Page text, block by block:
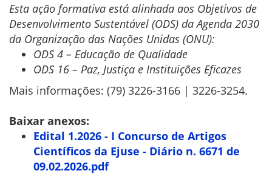
Esta ação formativa está alinhada aos Objetivos de
Desenvolvimento Sustentável (ODS) da Agenda 2030
da Organização das Nações Unidas (ONU):
ODS 4 – Educação de Qualidade
ODS 16 – Paz, Justiça e Instituições Eficazes
Mais informações: (79) 3226-3166 | 3226-3254.
Baixar anexos:
Edital 1.2026 - I Concurso de Artigos
Científicos da Ejuse - Diário n. 6671 de
09.02.2026.pdf